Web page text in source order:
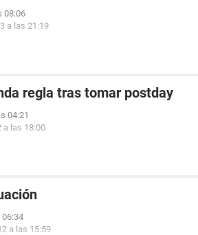
08:06
a las 21:19
regla tras tomar postday
04:21
a las 18:00
06:34
a las 15:59